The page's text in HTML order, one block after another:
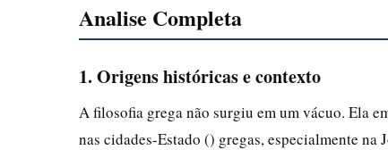
Analise Completa
1. Origens históricas e contexto
A filosofia grega não surgiu em um vácuo. Ela
nas cidades-Estado () gregas, especialmente